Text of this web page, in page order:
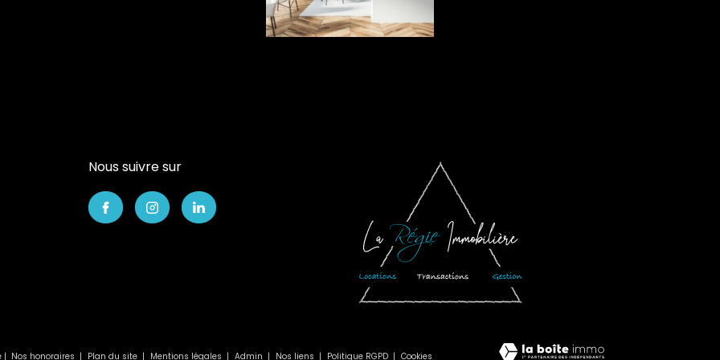
Nous suivre sur
| Nos honoraires Plan du site Mentions légales Admin Nos liens Politique RGPD Cookies